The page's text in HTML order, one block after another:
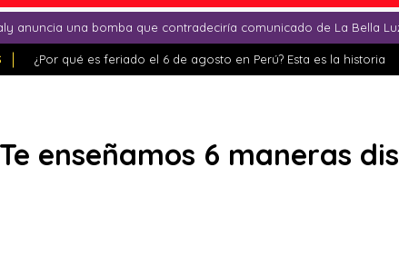
anuncia una bomba que contradeciría comunicado de La Bella
¿Por qué es feriado el 6 de agosto en Perú? Esta es la historia
enseñamos 6 maneras